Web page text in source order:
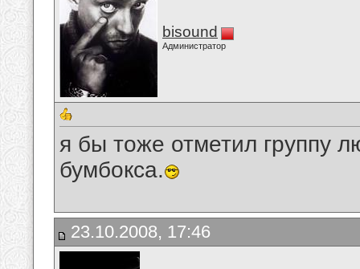
bisound
Администратор
я бы тоже отметил группу
бумбокса.
23.10.2008, 17:46